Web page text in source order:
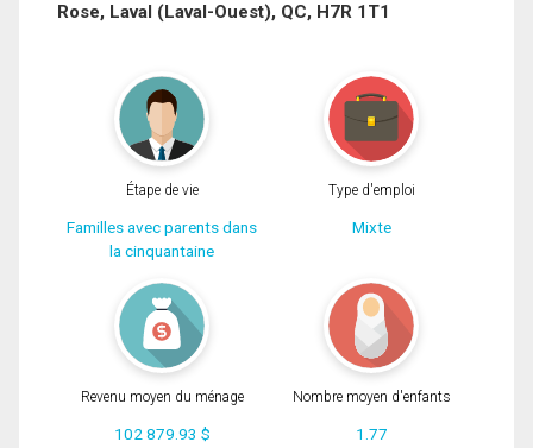
Rose, Laval (Laval-Ouest), QC, H7R 1T1
Étape de vie
Familles avec parents dans
la cinquantaine
Type d'emploi
Mixte
Revenu moyen du ménage
102 879.93 $
Nombre moyen d'enfants
1.77